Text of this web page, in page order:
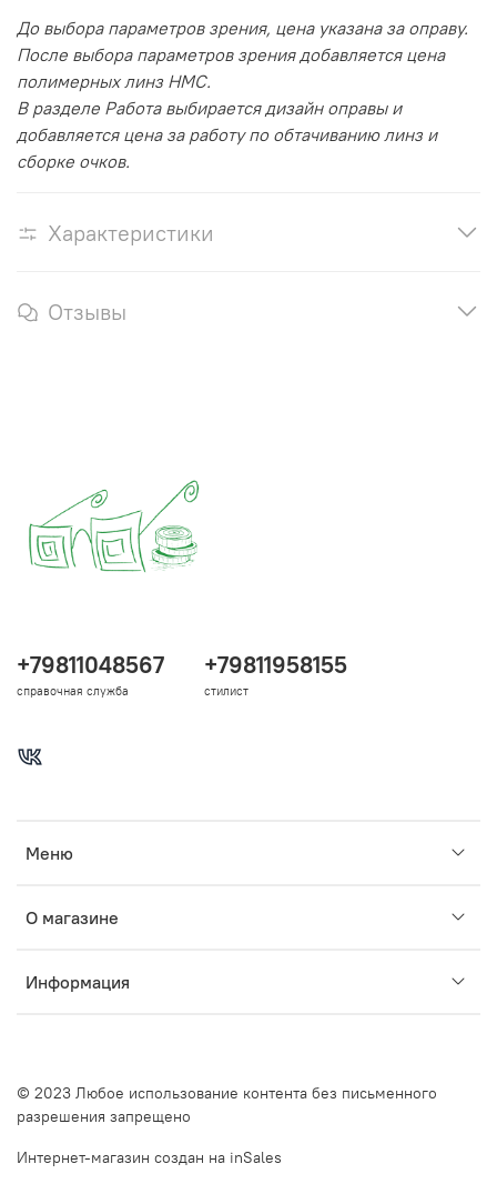
До выбора параметров зрения, цена указана за оправу.
После выбора параметров зрения добавляется цена
полимерных линз HMC.
В разделе Работа выбирается дизайн оправы и
добавляется цена за работу по обтачиванию линз и
сборке очков.
Характеристики
Отзывы
Меню
О магазине
Информация
+79811048567
справочная служба
+79811958155
стилист
© 2023 Любое использование контента без письменного
разрешения запрещено
Интернет-магазин создан на inSales